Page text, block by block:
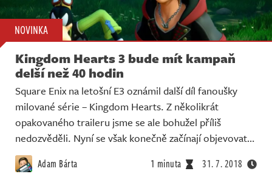
NOVINKA
Kingdom Hearts 3 bude mít kampaň
delší než 40 hodin
Square Enix na letošní E3 oznámil další díl fanoušky
milované série – Kingdom Hearts. Z několikrát
opakovaného traileru jsme se ale bohužel příliš
nedozvěděli. Nyní se však konečně začínají objevovat…
Adam Bárta 1 minuta 31. 7. 2018